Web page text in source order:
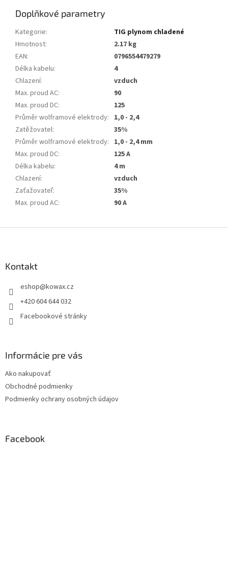
Doplňkové parametry
Kategorie:
TIG plynom chladené
Hmotnost:
2.17 kg
EAN:
0796554479279
Délka kabelu:
4
Chlazení:
vzduch
Max. proud AC:
90
Max. proud DC:
125
Průměr wolframové elektrody: 1,0 - 2,4
Zatěžovatel:
35%
Průměr wolframové elektrody: 1,0 - 2,4 mm
Max. proud DC:
125 A
Délka kabelu:
4 m
Chlazení:
vzduch
Zaťažovateľ:
35%
Max. proud AC: 90 A
Kontakt
eshop@kowax.cz
+420 604 644 032
Facebookové stránky
Informácie pre vás
Ako nakupovať
Obchodné podmienky
Podmienky ochrany osobných údajov
Facebook